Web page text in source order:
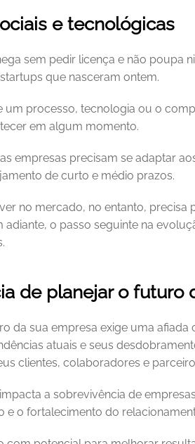
e tecnológicas
sem pedir licença e não poupa
que nasceram ontem.
um processo, tecnologia ou o
em algum momento.
empresas precisam se adaptar
de curto e médio prazos.
no mercado, no entanto, precisa
adiante, o passo seguinte na
de planejar o futuro
da sua empresa exige uma
atuais e seus
clientes, colaboradores e
a sobrevivência de
e o fortalecimento do